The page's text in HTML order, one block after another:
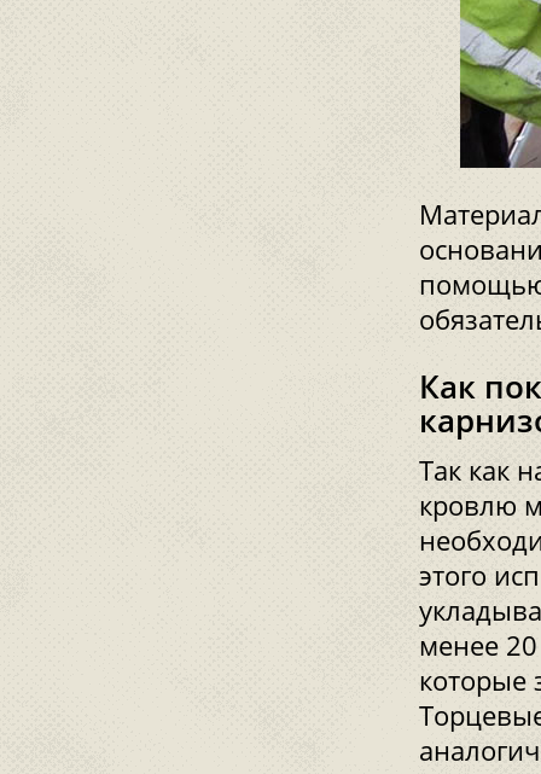
помощью
Как
Так как
кровлю
этого
менее
которые